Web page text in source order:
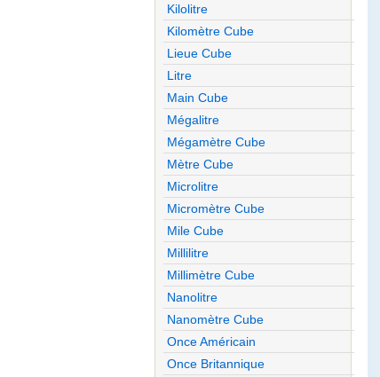
Kilolitre
Kilomètre Cube
Lieue Cube
Litre
Main Cube
Mégalitre
Mégamètre Cube
Mètre Cube
Microlitre
Micromètre Cube
Mile Cube
Millilitre
Millimètre Cube
Nanolitre
Nanomètre Cube
Once Américain
Once Britannique